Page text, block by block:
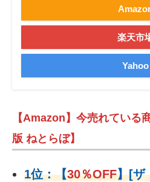
楽天市
Yahoo
【Amazon】今売れている
版 ねとらぼ】
1位：【30％OFF】[ザ